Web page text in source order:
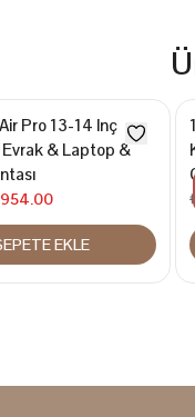
Pro 13-14 Inç
& Laptop &
EKLE